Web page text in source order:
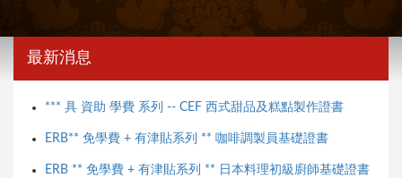
最新消息
*** 具 資助 學費 系列 -- CEF 西式甜品及糕點製作證書
ERB** 免學費 + 有津貼系列 ** 咖啡調製員基礎證書
ERB ** 免學費 + 有津貼系列 ** 日本料理初級廚師基礎證書